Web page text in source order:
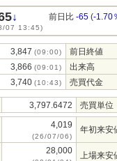
↓
07 13:45)
前日比 -65 (-1.70
3,847 (09:00)
前日終値
3,866 (09:01)
出来高
3,740 (10:43) 売買代金
3,797.6472 売買単位
4,019
(26/07/06)
年初来安
28,000 上場来安